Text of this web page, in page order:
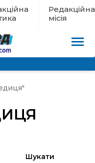
Редакційна
місія